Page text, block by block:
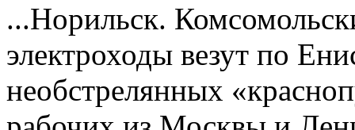
...Норильск.
электроходы везут по
необстрелянных